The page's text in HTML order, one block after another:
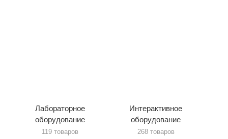
Лабораторное
оборудование
119 товаров
Интерактивное
оборудование
268 товаров